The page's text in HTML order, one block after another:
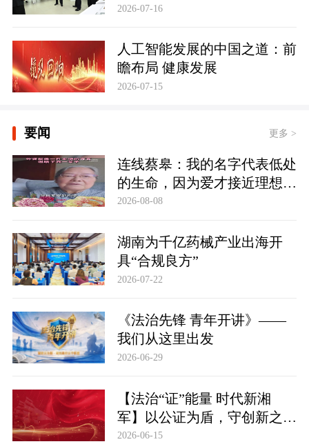
2026-07-16
人工智能发展的中国之道：前
瞻布局 健康发展
2026-07-15
要闻 更多 >
连线蔡皋：我的名字代表低处
的生命，因为爱才接近理想的
高地
2026-08-08
湖南为千亿药械产业出海开
具“合规良方”
2026-07-22
《法治先锋 青年开讲》——
我们从这里出发
2026-06-29
【法治“证”能量 时代新湘
军】以公证为盾，守创新之魂
湖南青年公证人为知识产权保
2026-06-15